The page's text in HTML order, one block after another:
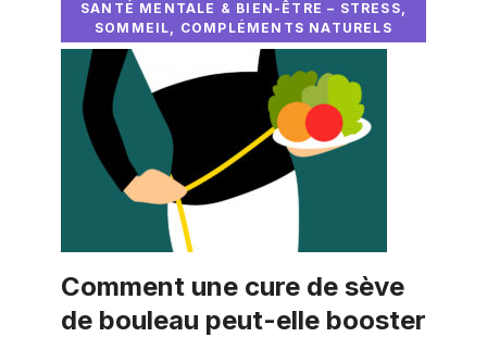
SANTÉ MENTALE & BIEN-ÊTRE – STRESS,
SOMMEIL, COMPLÉMENTS NATURELS
Comment une cure de sève
de bouleau peut-elle booster